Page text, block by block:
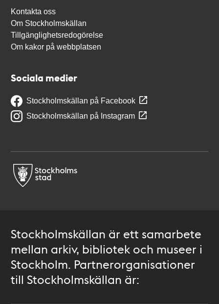
Kontakta oss
Om Stockholmskällan
Tillgänglighetsredogörelse
Om kakor på webbplatsen
Sociala medier
Stockholmskällan på Facebook
Stockholmskällan på Instagram
Stockholmskällan är ett samarbete
mellan arkiv, bibliotek och museer i
Stockholm. Partnerorganisationer
till Stockholmskällan är: